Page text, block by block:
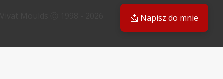
📩 Napisz do mnie